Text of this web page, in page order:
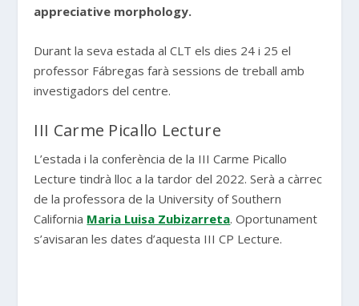
appreciative morphology.
Durant la seva estada al CLT els dies 24 i 25 el
professor Fábregas farà sessions de treball amb
investigadors del centre.
III Carme Picallo Lecture
L’estada i la conferència de la III Carme Picallo
Lecture tindrà lloc a la tardor del 2022. Serà a càrrec
de la professora de la University of Southern
California Maria Luisa Zubizarreta. Oportunament
s’avisaran les dates d’aquesta III CP Lecture.